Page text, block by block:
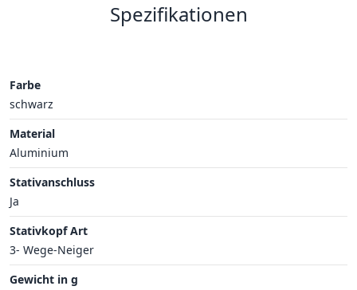
Spezifikationen
Farbe
schwarz
Material
Aluminium
Stativanschluss
Ja
Stativkopf Art
3- Wege-Neiger
Gewicht in g